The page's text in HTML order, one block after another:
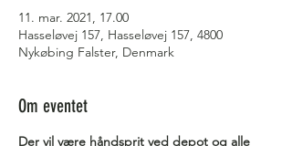
11. mar. 2021, 17.00
Hasseløvej 157, Hasseløvej 157, 4800
Nykøbing Falster, Denmark
Om eventet
Der vil være håndsprit ved depot og alle